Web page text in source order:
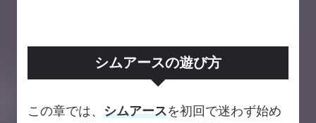
シムアースの遊び方
この章では、 シムアースを初回で迷わず始め